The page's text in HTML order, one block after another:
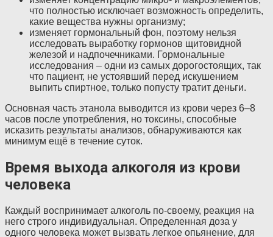
что полностью исключает возможность определить,
какие вещества нужны организму;
изменяет гормональный фон, поэтому нельзя
исследовать выработку гормонов щитовидной
железой и надпочечниками. Гормональные
исследования – одни из самых дорогостоящих, так
что пациент, не устоявший перед искушением
выпить спиртное, только попусту тратит деньги.
Основная часть этанола выводится из крови через 6–8
часов после употребления, но токсины, способные
исказить результаты анализов, обнаруживаются как
минимум ещё в течение суток.
Время выхода алкоголя из крови
человека
Каждый воспринимает алкоголь по-своему, реакция на
него строго индивидуальная. Определенная доза у
одного человека может вызвать легкое опьянение, для